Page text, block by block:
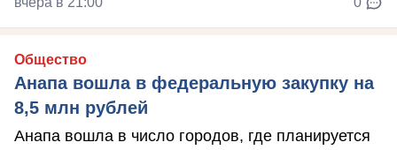
Общество
Анапа вошла в федеральную закупку на
8,5 млн рублей
Анапа вошла в число городов, где планируется